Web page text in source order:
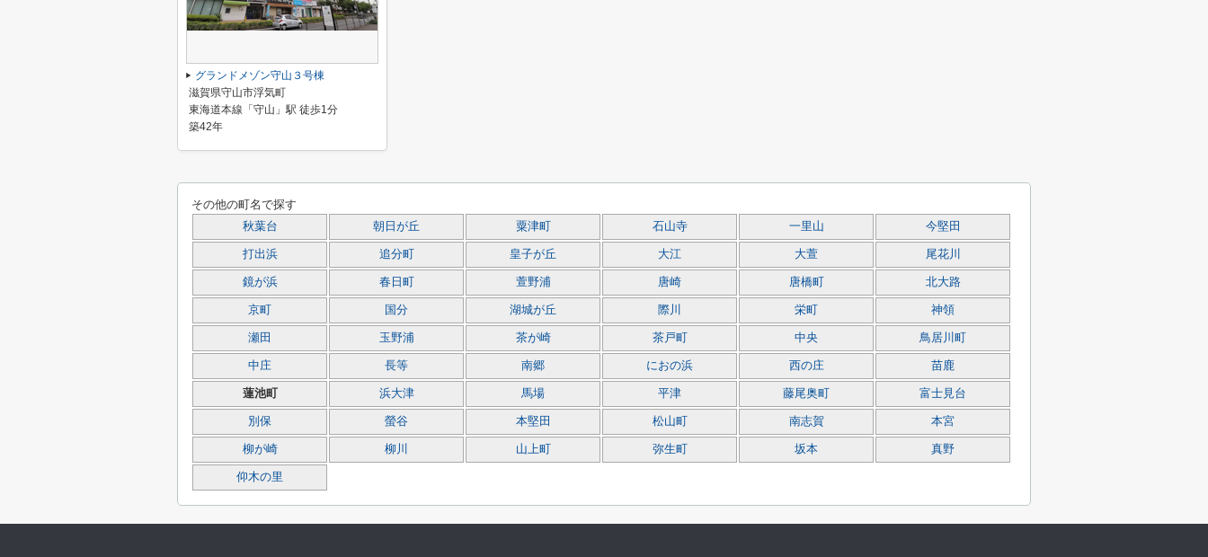
グランドメゾン守山３号棟
滋賀県守山市浮気町
東海道本線「守山」駅 徒歩1分
築42年
その他の町名で探す
秋葉台 朝日が丘 粟津町 石山寺 一里山 今堅田
打出浜 追分町 皇子が丘 大江 大萱 尾花川
鏡が浜 春日町 萱野浦 唐崎 唐橋町 北大路
京町 国分 湖城が丘 際川 栄町 神領
瀬田 玉野浦 茶が崎 茶戸町 中央 鳥居川町
中庄 長等 南郷 におの浜 西の庄 苗鹿
蓮池町 浜大津 馬場 平津 藤尾奥町 富士見台
別保 螢谷 本堅田 松山町 南志賀 本宮
柳が崎 柳川 山上町 弥生町 坂本 真野
仰木の里